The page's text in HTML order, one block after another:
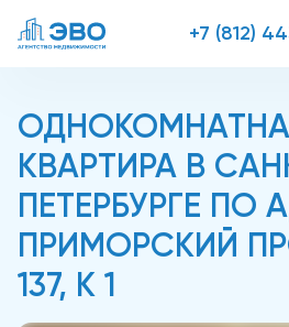
+7 (812)
КВАРТИРА В
ПЕТЕРБУРГЕ ПО
ПРИМОРСКИЙ
137, К 1